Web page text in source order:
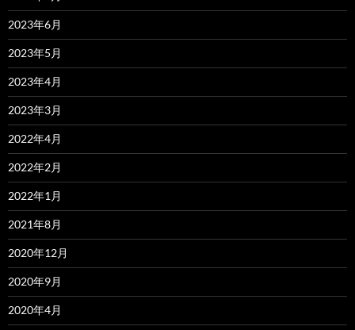
2023年6月
2023年5月
2023年4月
2023年3月
2022年4月
2022年2月
2022年1月
2021年8月
2020年12月
2020年9月
2020年4月